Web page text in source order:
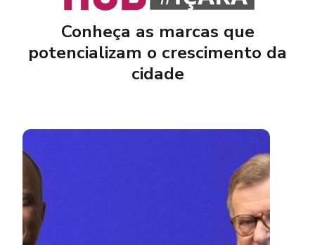
Conheça as marcas que
potencializam o crescimento da
cidade